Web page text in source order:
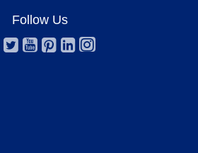
Follow Us